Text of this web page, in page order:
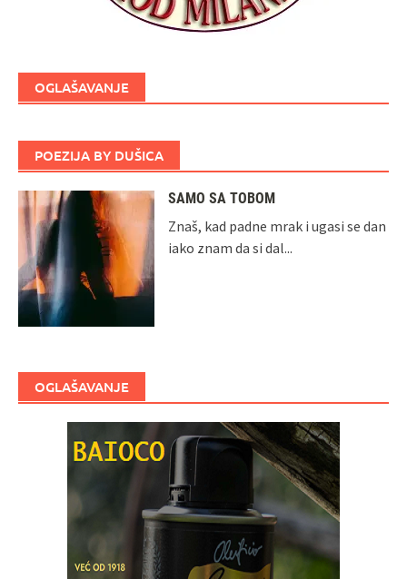
OGLAŠAVANJE
POEZIJA BY DUŠICA
SAMO SA TOBOM
Znaš, kad padne mrak i ugasi se dan
iako znam da si dal...
OGLAŠAVANJE